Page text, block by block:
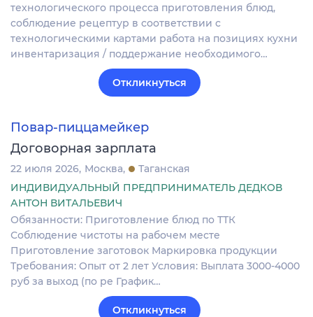
технологического процесса приготовления блюд,
соблюдение рецептур в соответствии с
технологическими картами работа на позициях кухни
инвентаризация / поддержание необходимого…
Откликнуться
Повар-пиццамейкер
Договорная зарплата
22 июля 2026 Москва
Таганская
ИНДИВИДУАЛЬНЫЙ ПРЕДПРИНИМАТЕЛЬ ДЕДКОВ
АНТОН ВИТАЛЬЕВИЧ
Обязанности: Приготовление блюд по ТТК
Соблюдение чистоты на рабочем месте
Приготовление заготовок Маркировка продукции
Требования: Опыт от 2 лет Условия: Выплата 3000-4000
руб за выход (по ре График…
Откликнуться